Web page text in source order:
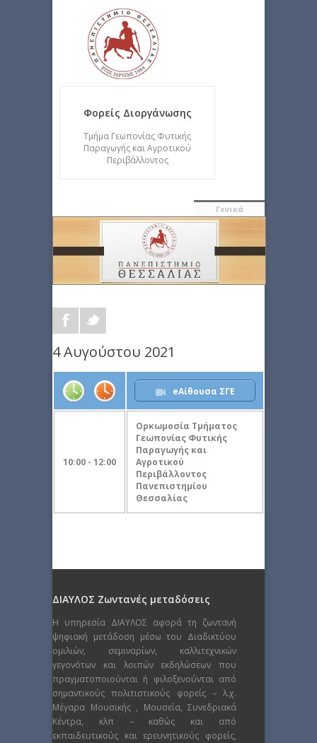
Φορείς Διοργάνωσης
Τμήμα Γεωπονίας Φυτικής
Παραγωγής και Αγροτικού
Περιβάλλοντος
Γενικά
4 Αυγούστου 2021
eΑίθουσα ΣΓΕ
10:00 - 12:00
Ορκωμοσία Τμήματος
Γεωπονίας Φυτικής
Παραγωγής και
Αγροτικού
Περιβάλλοντος
Πανεπιστημίου
Θεσσαλίας
ΔΙΑΥΛΟΣ Ζωντανές μεταδόσεις
Η υπηρεσία ΔΙΑΥΛΟΣ αφορά τη ζωντανή
ψηφιακή μετάδοση μέσω του Διαδικτύου
ομιλιών, σεμιναρίων, καλλιτεχνικών
γεγονότων και λοιπών εκδηλώσεων που
πραγματοποιούνται ή φιλοξενούνται από
σημαντικούς πολιτιστικούς φορείς – λ.χ.
Μέγαρα Μουσικής , Μουσεία, Συνεδριακά
Κέντρα, κλπ – καθώς και από
εκπαιδευτικούς και ερευνητικούς φορείς,